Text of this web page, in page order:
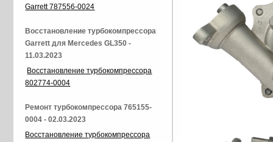
Garrett 787556-0024
Восстановление турбокомпрессора
Garrett для Mercedes GL350 -
11.03.2023
Восстановление турбокомпрессора
802774-0004
Ремонт турбокомпрессора 765155-
0004 - 02.03.2023
Восстановление турбокомпрессора